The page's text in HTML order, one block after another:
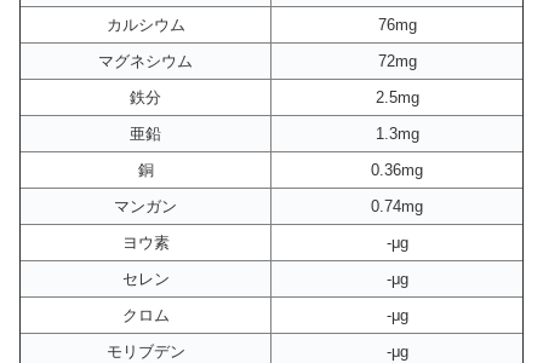
カルシウム
76mg
マグネシウム
72mg
鉄分
2.5mg
亜鉛
1.3mg
銅
0.36mg
マンガン
0.74mg
ヨウ素
-μg
セレン
-μg
クロム
-μg
モリブデン
-μg